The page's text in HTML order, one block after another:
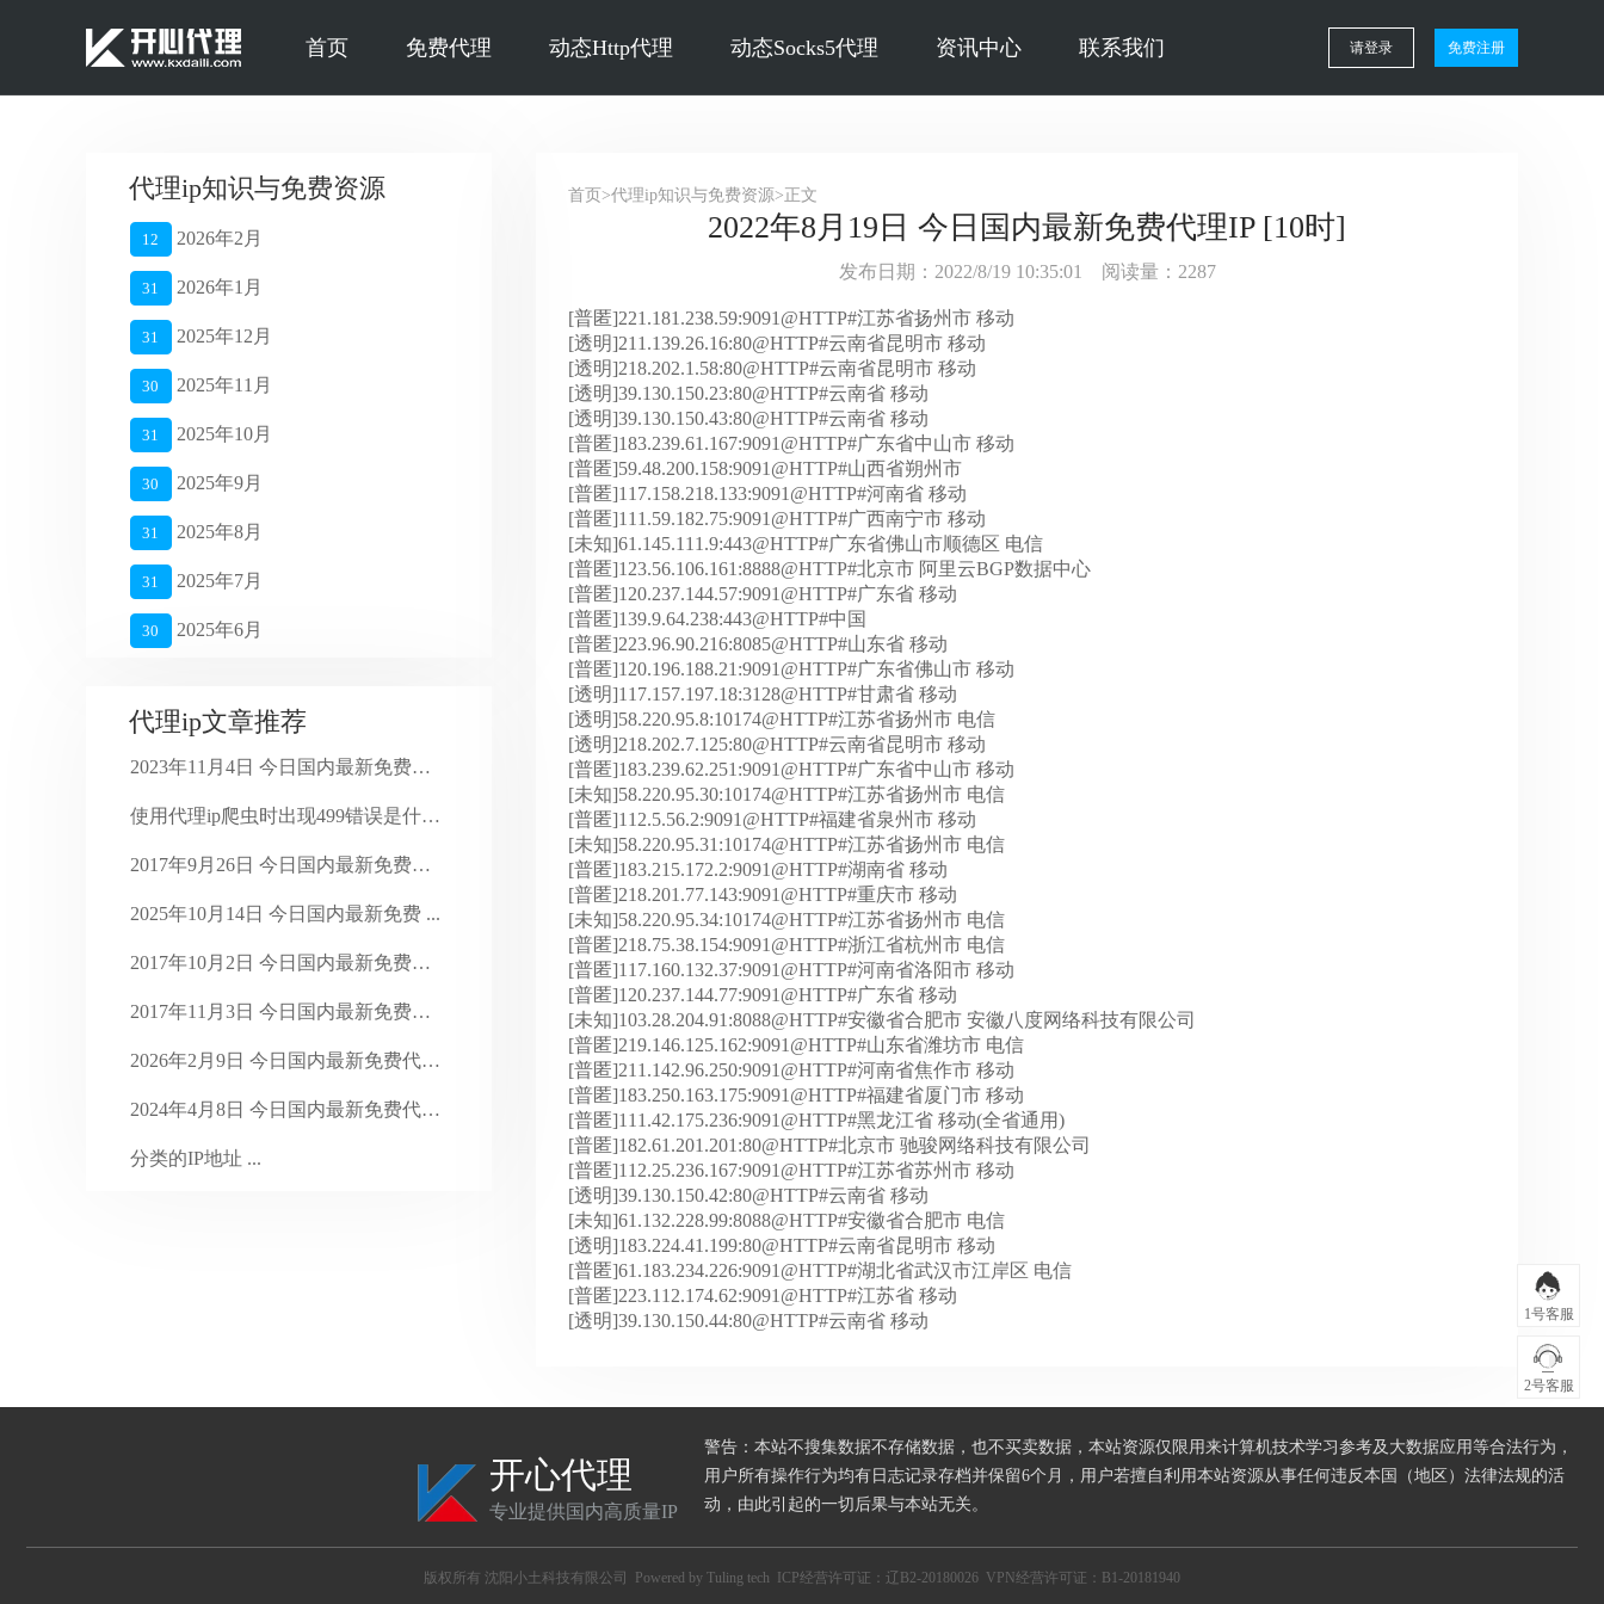
首页 免费代理 动态Http代理 动态Socks5代理 资讯中心 联系我们 请登录 免费注册
代理ip知识与免费资源
12 2026年2月
31 2026年1月
31 2025年12月
30 2025年11月
31 2025年10月
30 2025年9月
31 2025年8月
31 2025年7月
30 2025年6月
26 2025年4月
27 2025年3月
28 2025年2月
16 2025年1月
28 2024年4月
30 2024年3月
29 2024年2月
31 2024年1月
31 2023年12月
30 2023年11月
31 2023年6月
代理ip文章推荐
2023年11月4日 今日国内最新免费代 ...
使用代理ip爬虫时出现499错误是什么问 ...
2017年9月26日 今日国内最新免费代 ...
2025年10月14日 今日国内最新免费 ...
2017年10月2日 今日国内最新免费代 ...
2017年11月3日 今日国内最新免费代 ...
2026年2月9日 今日国内最新免费代理 ...
2024年4月8日 今日国内最新免费代理 ...
分类的IP地址 ...
首页>代理ip知识与免费资源>正文
2022年8月19日 今日国内最新免费代理IP [10时]
发布日期：2022/8/19 10:35:01 阅读量：2287
[普匿]221.181.238.59:9091@HTTP#江苏省扬州市 移动
[透明]211.139.26.16:80@HTTP#云南省昆明市 移动
[透明]218.202.1.58:80@HTTP#云南省昆明市 移动
[透明]39.130.150.23:80@HTTP#云南省 移动
[透明]39.130.150.43:80@HTTP#云南省 移动
[普匿]183.239.61.167:9091@HTTP#广东省中山市 移动
[普匿]59.48.200.158:9091@HTTP#山西省朔州市
[普匿]117.158.218.133:9091@HTTP#河南省 移动
[普匿]111.59.182.75:9091@HTTP#广西南宁市 移动
[未知]61.145.111.9:443@HTTP#广东省佛山市顺德区 电信
[普匿]123.56.106.161:8888@HTTP#北京市 阿里云BGP数据中心
[普匿]120.237.144.57:9091@HTTP#广东省 移动
[普匿]139.9.64.238:443@HTTP#中国
[普匿]223.96.90.216:8085@HTTP#山东省 移动
[普匿]120.196.188.21:9091@HTTP#广东省佛山市 移动
[透明]117.157.197.18:3128@HTTP#甘肃省 移动
[透明]58.220.95.8:10174@HTTP#江苏省扬州市 电信
[透明]218.202.7.125:80@HTTP#云南省昆明市 移动
[普匿]183.239.62.251:9091@HTTP#广东省中山市 移动
[未知]58.220.95.30:10174@HTTP#江苏省扬州市 电信
[普匿]112.5.56.2:9091@HTTP#福建省泉州市 移动
[未知]58.220.95.31:10174@HTTP#江苏省扬州市 电信
[普匿]183.215.172.2:9091@HTTP#湖南省 移动
[普匿]218.201.77.143:9091@HTTP#重庆市 移动
[未知]58.220.95.34:10174@HTTP#江苏省扬州市 电信
[普匿]218.75.38.154:9091@HTTP#浙江省杭州市 电信
[普匿]117.160.132.37:9091@HTTP#河南省洛阳市 移动
[普匿]120.237.144.77:9091@HTTP#广东省 移动
[未知]103.28.204.91:8088@HTTP#安徽省合肥市 安徽八度网络科技有限公司
[普匿]219.146.125.162:9091@HTTP#山东省潍坊市 电信
[普匿]211.142.96.250:9091@HTTP#河南省焦作市 移动
[普匿]183.250.163.175:9091@HTTP#福建省厦门市 移动
[普匿]111.42.175.236:9091@HTTP#黑龙江省 移动(全省通用)
[普匿]182.61.201.201:80@HTTP#北京市 驰骏网络科技有限公司
[普匿]112.25.236.167:9091@HTTP#江苏省苏州市 移动
[透明]39.130.150.42:80@HTTP#云南省 移动
[未知]61.132.228.99:8088@HTTP#安徽省合肥市 电信
[透明]183.224.41.199:80@HTTP#云南省昆明市 移动
[普匿]61.183.234.226:9091@HTTP#湖北省武汉市江岸区 电信
[普匿]223.112.174.62:9091@HTTP#江苏省 移动
[透明]39.130.150.44:80@HTTP#云南省 移动
开心代理
专业提供国内高质量IP
警告：本站不搜集数据不存储数据，也不买卖数据，本站资源仅限用来计算机技术学习参考及大数据应用等合法行为，
用户所有操作行为均有日志记录存档并保留6个月，用户若擅自利用本站资源从事任何违反本国（地区）法律法规的活
动，由此引起的一切后果与本站无关。
版权所有 沈阳小土科技有限公司 Powered by Tuling tech ICP经营许可证：辽B2-20180026 VPN经营许可证：B1-20181940
1号客服
2号客服